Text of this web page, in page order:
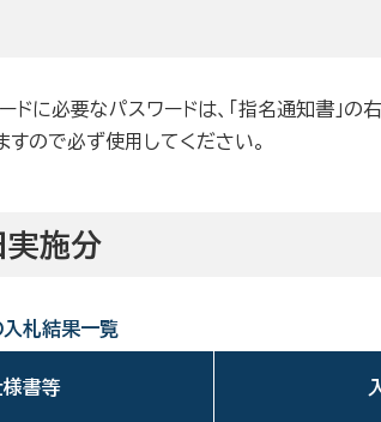
ドに必要なパスワードは、「指名通知書」
すので必ず使用してください。
施分
札結果一覧
様書等